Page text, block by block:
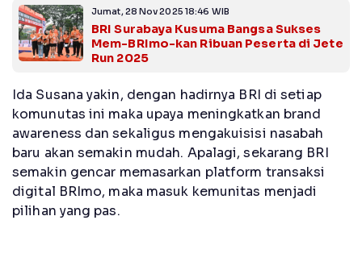
Jumat, 28 Nov 2025 18:46 WIB
BRI Surabaya Kusuma Bangsa Sukses
Mem-BRImo-kan Ribuan Peserta di Jete
Run 2025
Ida Susana yakin, dengan hadirnya BRI di setiap
komunutas ini maka upaya meningkatkan brand
awareness dan sekaligus mengakuisisi nasabah
baru akan semakin mudah. Apalagi, sekarang BRI
semakin gencar memasarkan platform transaksi
digital BRImo, maka masuk kemunitas menjadi
pilihan yang pas.